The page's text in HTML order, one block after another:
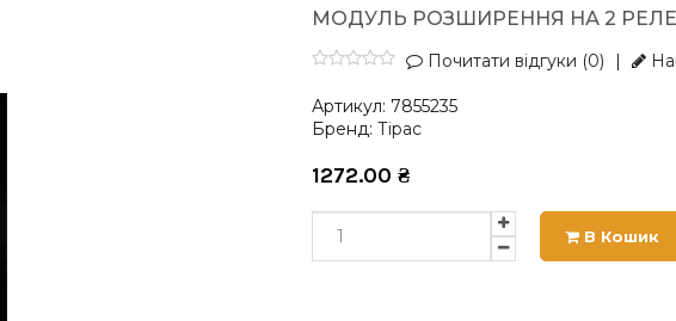
МОДУЛЬ РОЗШИРЕННЯ НА 2
Почитати відгуки (0) |
Артикул: 7855235
Бренд: Тірас
1272.00 ₴
В Кошик